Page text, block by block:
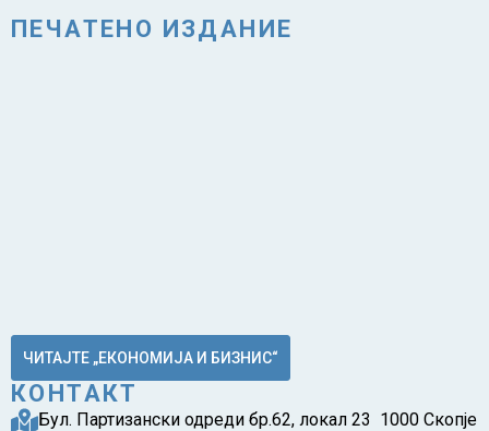
ПЕЧАТЕНО ИЗДАНИЕ
ЧИТАЈТЕ „ЕКОНОМИЈА И БИЗНИС“
КОНТАКТ
Бул. Партизански одреди бр.62, локал 23 1000 Скопје